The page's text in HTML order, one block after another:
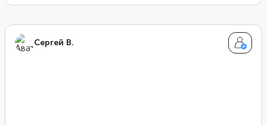
Сергей В.